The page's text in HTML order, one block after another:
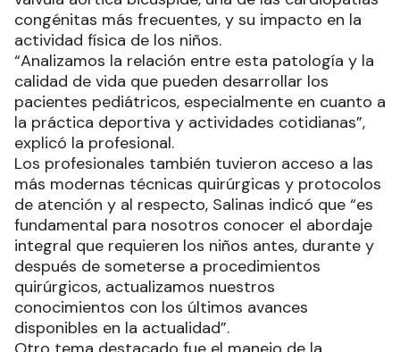
congénitas más frecuentes, y su impacto en la
actividad física de los niños.
“Analizamos la relación entre esta patología y la
calidad de vida que pueden desarrollar los
pacientes pediátricos, especialmente en cuanto a
la práctica deportiva y actividades cotidianas”,
explicó la profesional.
Los profesionales también tuvieron acceso a las
más modernas técnicas quirúrgicas y protocolos
de atención y al respecto, Salinas indicó que “es
fundamental para nosotros conocer el abordaje
integral que requieren los niños antes, durante y
después de someterse a procedimientos
quirúrgicos, actualizamos nuestros
conocimientos con los últimos avances
disponibles en la actualidad”.